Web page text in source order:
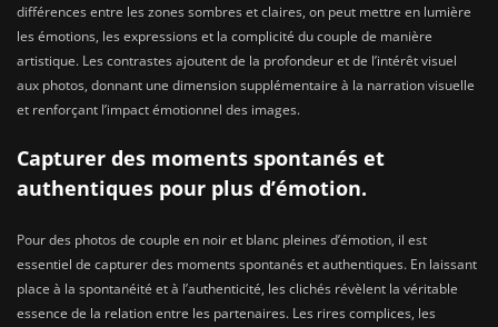
différences entre les zones sombres et claires, on peut mettre en lumière
les émotions, les expressions et la complicité du couple de manière
artistique. Les contrastes ajoutent de la profondeur et de l’intérêt visuel
aux photos, donnant une dimension supplémentaire à la narration visuelle
et renforçant l’impact émotionnel des images.
Capturer des moments spontanés et
authentiques pour plus d’émotion.
Pour des photos de couple en noir et blanc pleines d’émotion, il est
essentiel de capturer des moments spontanés et authentiques. En laissant
place à la spontanéité et à l’authenticité, les clichés révèlent la véritable
essence de la relation entre les partenaires. Les rires complices, les